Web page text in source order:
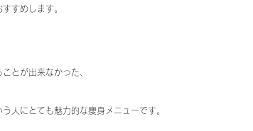
すめします。
とが出来なかった、
人にとても魅力的な痩身メニューです。